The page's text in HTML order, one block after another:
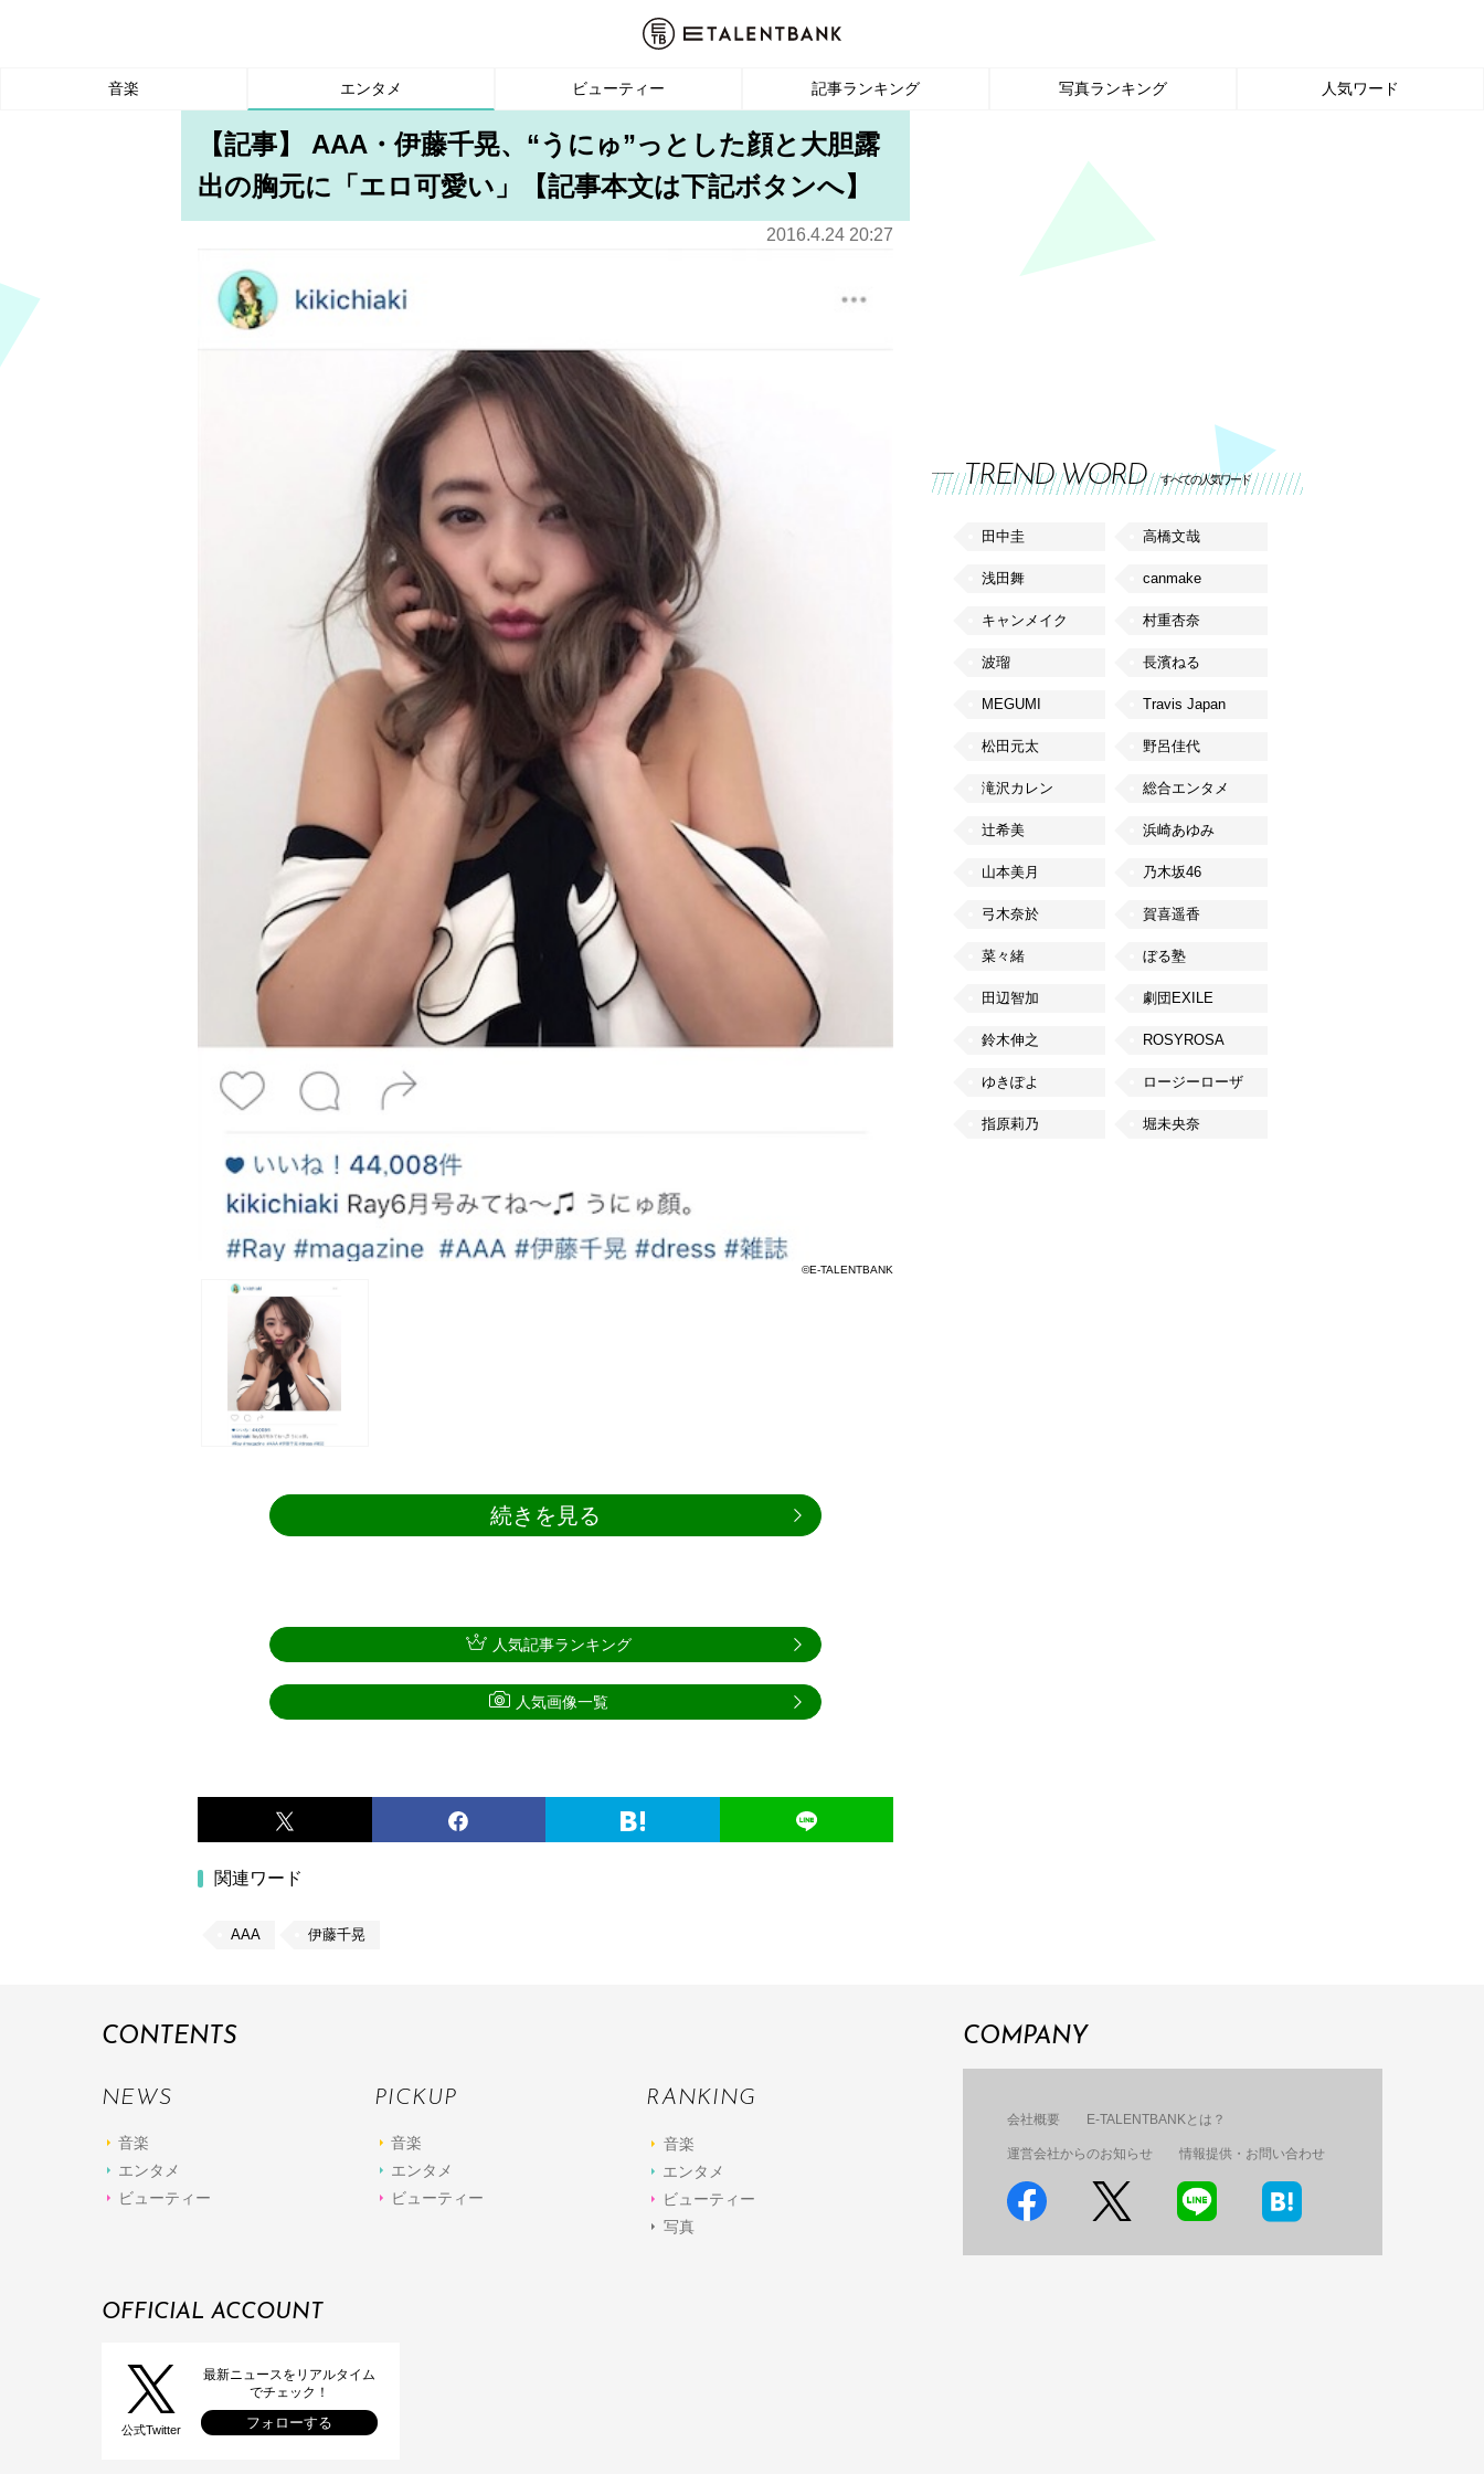
音楽 エンタメ ビューティー 記事ランキング 写真ランキング 人気ワード
【記事】 AAA・伊藤千晃、“うにゅ”っとした顔と大胆露
出の胸元に「エロ可愛い」【記事本文は下記ボタンへ】
2016.4.24 20:27
©E-TALENTBANK
続きを見る
関連ワード
AAA 伊藤千晃
人気記事ランキング
人気画像一覧
TREND WORD すべての人気ワード
田中圭 高橋文哉
浅田舞 canmake
キャンメイク 村重杏奈
波瑠 長濱ねる
MEGUMI Travis Japan
松田元太 野呂佳代
滝沢カレン 総合エンタメ
辻希美 浜崎あゆみ
山本美月 乃木坂46
弓木奈於 賀喜遥香
菜々緒 ぼる塾
田辺智加 劇団EXILE
鈴木伸之 ROSYROSA
ゆきぽよ ロージーローザ
指原莉乃 堀未央奈
CONTENTS
NEWS
音楽
エンタメ
ビューティー
PICKUP
音楽
エンタメ
ビューティー
RANKING
音楽
エンタメ
ビューティー
写真
COMPANY
会社概要 E-TALENTBANKとは？
運営会社からのお知らせ 情報提供・お問い合わせ
OFFICIAL ACCOUNT
公式Twitter
最新ニュースをリアルタイム
でチェック！
フォローする